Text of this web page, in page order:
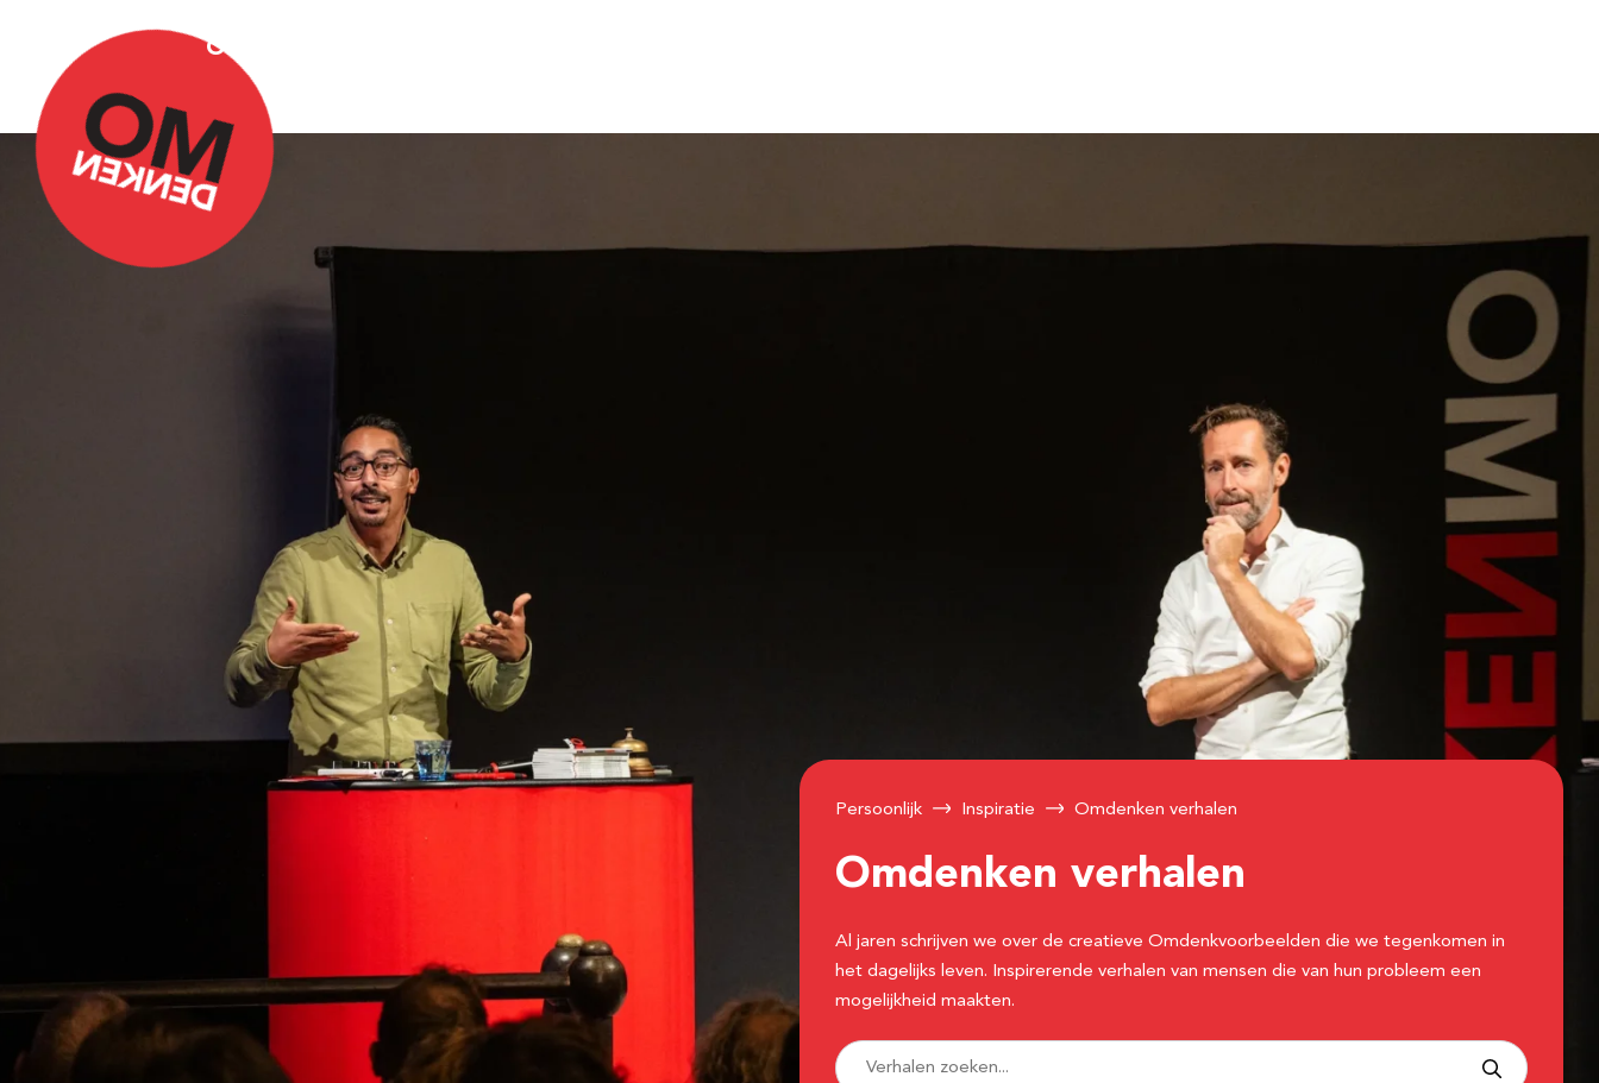
Over Omdenken
Persoonlijk Inspiratie Omdenken verhalen
Omdenken verhalen
Al jaren schrijven we over de creatieve Omdenkvoorbeelden die we tegenkomen in
het dagelijks leven. Inspirerende verhalen van mensen die van hun probleem een
mogelijkheid maakten.